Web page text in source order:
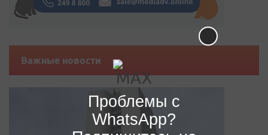
Важные новости
Проблемы с
WhatsApp?